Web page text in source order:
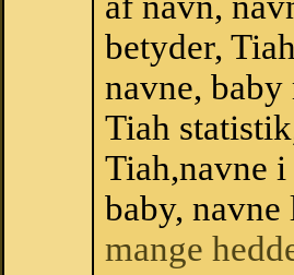
betyder,
navne,
Tiah
Tiah,navne
baby,
mange